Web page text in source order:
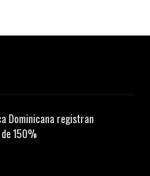
Dominicana registran
150%